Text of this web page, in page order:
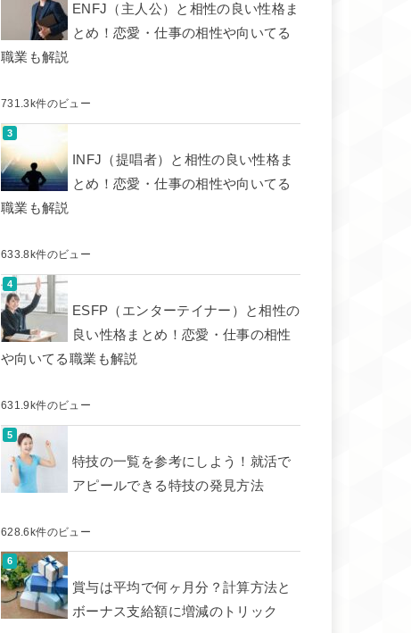
ENFJ（主人公）と相性の良い性格ま
とめ！恋愛・仕事の相性や向いてる
職業も解説
731.3k件のビュー
INFJ（提唱者）と相性の良い性格ま
とめ！恋愛・仕事の相性や向いてる
職業も解説
633.8k件のビュー
ESFP（エンターテイナー）と相性の
良い性格まとめ！恋愛・仕事の相性
や向いてる職業も解説
631.9k件のビュー
特技の一覧を参考にしよう！就活で
アピールできる特技の発見方法
628.6k件のビュー
賞与は平均で何ヶ月分？計算方法と
ボーナス支給額に増減のトリック